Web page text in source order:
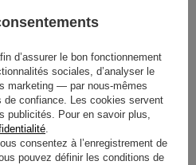
utilisation régulière dans
une compatibilité
gonflage intégrés de
l'outil indispensable pour
tout au long de vos
roulage.
d’assurer le bon fonctionnement
sociales, d’analyser le
marketing — par nous-mêmes
de confiance. Les cookies servent
publicités. Pour en savoir plus,
.
consentez à l’enregistrement de
pouvez définir les conditions de